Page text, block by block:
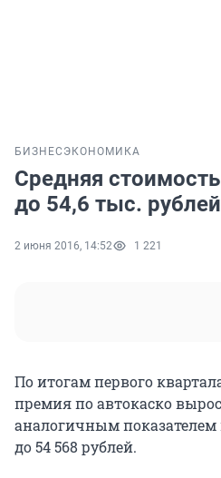
БИЗНЕС ЭКОНОМИКА
Средняя
до 54,6 тыс. рублей
2 июня 2016, 14:52 1 221
По итогам первого
премия по автокаско
аналогичным показателем
до 54 568 рублей.